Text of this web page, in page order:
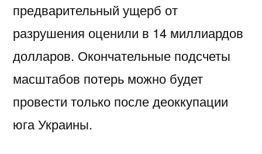
предварительный ущерб от
разрушения оценили в 14 миллиардов
долларов. Окончательные подсчеты
масштабов потерь можно будет
провести только после деоккупации
юга Украины.